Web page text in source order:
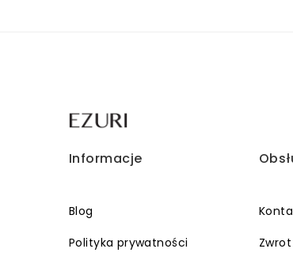
Informacje
Blog
Polityka prywatności
Zwrot